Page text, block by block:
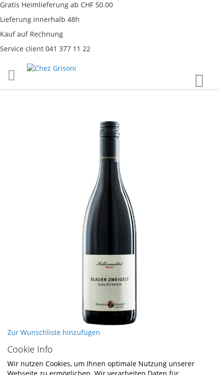
Gratis Heimlieferung ab CHF 50.00
Lieferung innerhalb 48h
Kauf auf Rechnung
Service client 041 377 11 22
Inhalt
Cookie Info
Wir nutzen Cookies, um Ihnen optimale Nutzung unserer
Skip
the
beginning
of
Zur Wunschliste hinzufügen